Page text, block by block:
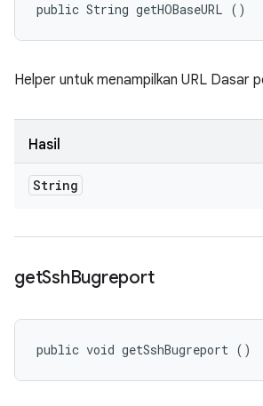
public String getHOBaseURL ()
Helper untuk menampilkan URL Dasar
Hasil
String
getSshBugreport
public void getSshBugreport ()